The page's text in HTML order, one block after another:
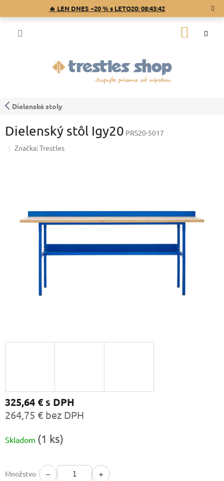
🔥 LEN DNES −20 % s LETO20:08:43:42
Dielenské stoly
Dielenský stôl Igy20 PRS20-5017
Značka:Trestles
325,64 €s DPH
264,75 € bez DPH
cena:
Skladom (1 ks)
Množstvo − +